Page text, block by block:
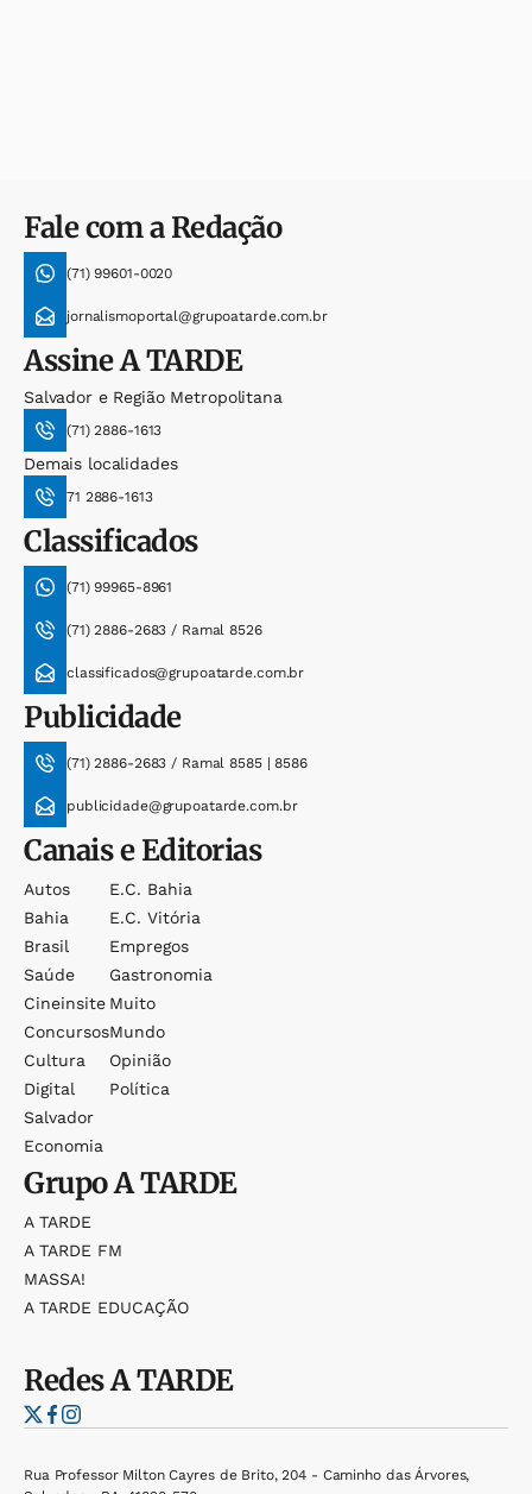
Fale com a Redação
(71) 99601-0020
jornalismoportal@grupoatarde.com.br
AssineA TARDE
Salvador e Região Metropolitana
(71) 2886-1613
Demais localidades
71 2886-1613
Classificados
(71) 99965-8961
(71) 2886-2683 / Ramal 8526
classificados@grupoatarde.com.br
Publicidade
(71) 2886-2683 / Ramal 8585 | 8586
publicidade@grupoatarde.com.br
Canais e Editorias
Autos
Bahia
Brasil
Saúde
Cineinsite
Concursos
Cultura
Digital
Salvador
Economia
E.c. Bahia
E.c. Vitória
Empregos
Gastronomia
Muito
Mundo
Opinião
Política
GrupoA TARDE
A TARDE
A TARDE FM
MASSA!
A TARDE EDUCAÇÃO
RedesA TARDE
Rua Professor Milton Cayres de Brito, 204 - Caminho das Árvores,